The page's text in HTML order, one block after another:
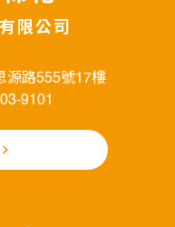
限公司
源路555號17樓
9101